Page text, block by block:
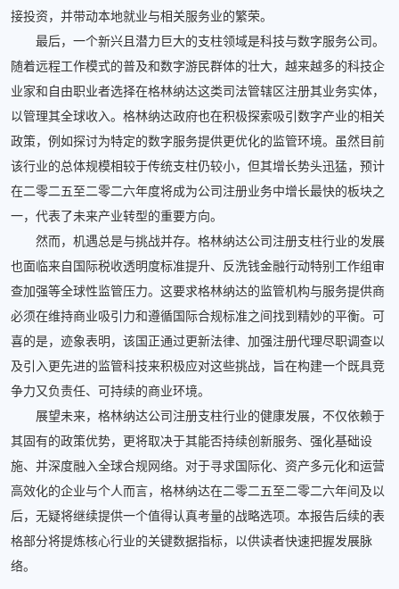
接投资，并带动本地就业与相关服务业的繁荣。
最后，一个新兴且潜力巨大的支柱领域是科技与数字服务公司。
随着远程工作模式的普及和数字游民群体的壮大，越来越多的科技企
业家和自由职业者选择在格林纳达这类司法管辖区注册其业务实体，
以管理其全球收入。格林纳达政府也在积极探索吸引数字产业的相关
政策，例如探讨为特定的数字服务提供更优化的监管环境。虽然目前
该行业的总体规模相较于传统支柱仍较小，但其增长势头迅猛，预计
在二零二五至二零二六年度将成为公司注册业务中增长最快的板块之
一，代表了未来产业转型的重要方向。
然而，机遇总是与挑战并存。格林纳达公司注册支柱行业的发展
也面临来自国际税收透明度标准提升、反洗钱金融行动特别工作组审
查加强等全球性监管压力。这要求格林纳达的监管机构与服务提供商
必须在维持商业吸引力和遵循国际合规标准之间找到精妙的平衡。可
喜的是，迹象表明，该国正通过更新法律、加强注册代理尽职调查以
及引入更先进的监管科技来积极应对这些挑战，旨在构建一个既具竞
争力又负责任、可持续的商业环境。
展望未来，格林纳达公司注册支柱行业的健康发展，不仅依赖于
其固有的政策优势，更将取决于其能否持续创新服务、强化基础设
施、并深度融入全球合规网络。对于寻求国际化、资产多元化和运营
高效化的企业与个人而言，格林纳达在二零二五至二零二六年间及以
后，无疑将继续提供一个值得认真考量的战略选项。本报告后续的表
格部分将提炼核心行业的关键数据指标，以供读者快速把握发展脉
络。